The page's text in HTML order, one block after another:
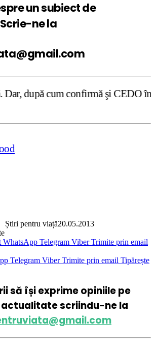
un subiect de
ne la
şi CEDO în cazul
Știri pentru viață20.05.2013
WhatsApp Telegram Viber Trimite prin email
Telegram Viber Trimite prin email Tipărește
să își exprime opiniile pe
scriindu-ne la